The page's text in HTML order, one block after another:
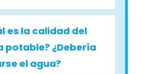
es la calidad del
potable? ¿Debería
el agua?